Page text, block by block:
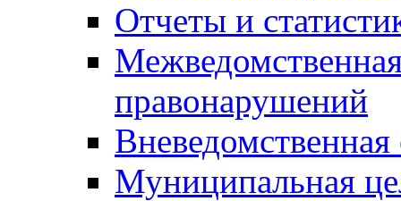
Отчеты и
правонарушений
Вневедомственная
Муниципальная